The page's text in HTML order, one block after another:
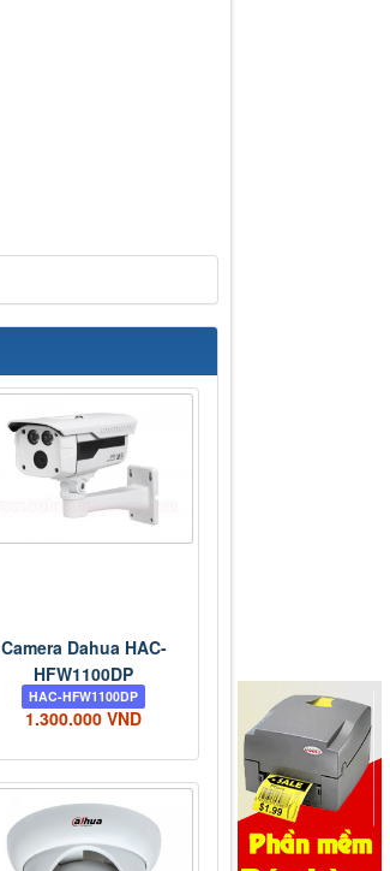
Camera Dahua HAC-
HFW1100DP
HAC-HFW1100DP
1.300.000 VND